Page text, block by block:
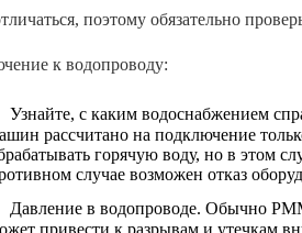
поэтому обязательно
к водопроводу:
Узнайте, с каким водоснабжением
рассчитано на подключение
горячую воду, но в этом
случае возможен отказ
Давление в водопроводе. Обычно
привести к разрывам и утечкам